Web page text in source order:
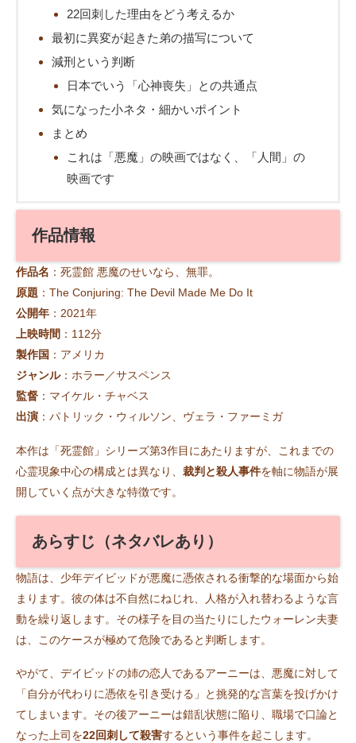
22回刺した理由をどう考えるか
最初に異変が起きた弟の描写について
減刑という判断
日本でいう「心神喪失」との共通点
気になった小ネタ・細かいポイント
まとめ
これは「悪魔」の映画ではなく、「人間」の
映画です
作品情報
作品名 ：死霊館 悪魔のせいなら、無罪。
原題 ：The Conjuring: The Devil Made Me Do It
公開年 ：2021年
上映時間 ：112分
製作国 ：アメリカ
ジャンル：ホラー／サスペンス
監督 ：マイケル・チャベス
出演 ：パトリック・ウィルソン、ヴェラ・ファーミガ
本作は「死霊館」シリーズ第3作目にあたりますが、これまでの
心霊現象中心の構成とは異なり、 裁判と殺人事件を軸に物語が展
開していく点が大きな特徴です。
あらすじ（ネタバレあり）
物語は、少年デイビッドが悪魔に憑依される衝撃的な場面から始
まります。彼の体は不自然にねじれ、人格が入れ替わるような言
動を繰り返します。その様子を目の当たりにしたウォーレン夫妻
は、このケースが極めて危険であると判断します。
やがて、デイビッドの姉の恋人であるアーニーは、悪魔に対して
「自分が代わりに憑依を引き受ける」と挑発的な言葉を投げかけ
てしまいます。その後アーニーは錯乱状態に陥り、職場で口論と
なった上司を22回刺して殺害するという事件を起こします。